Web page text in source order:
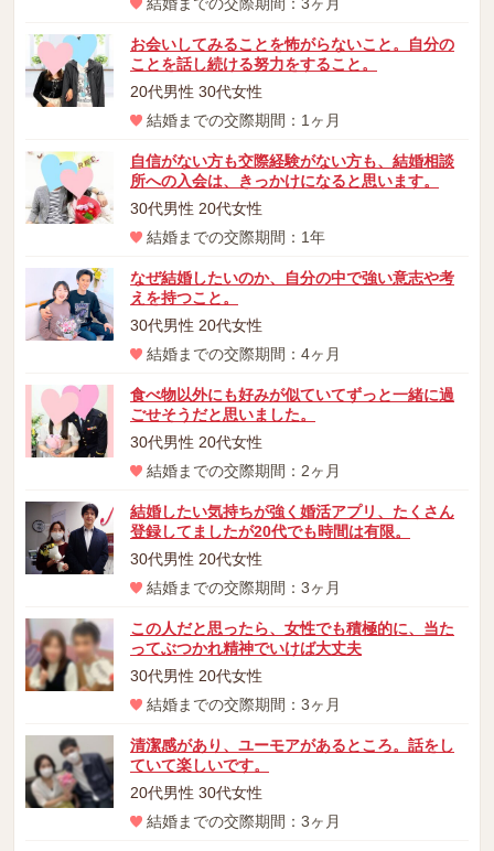
お会いしてみることを怖がらないこと。自分の
ことを話し続ける努力をすること。
20代男性 30代女性
結婚までの交際期間：1ヶ月
自信がない方も交際経験がない方も、結婚相談
所への入会は、きっかけになると思います。
30代男性 20代女性
結婚までの交際期間：1年
なぜ結婚したいのか、自分の中で強い意志や考
えを持つこと。
30代男性 20代女性
結婚までの交際期間：4ヶ月
食べ物以外にも好みが似ていてずっと一緒に過
ごせそうだと思いました。
30代男性 20代女性
結婚までの交際期間：2ヶ月
結婚したい気持ちが強く婚活アプリ、たくさん
登録してましたが20代でも時間は有限。
30代男性 20代女性
結婚までの交際期間：3ヶ月
この人だと思ったら、女性でも積極的に、当た
ってぶつかれ精神でいけば大丈夫
30代男性 20代女性
結婚までの交際期間：3ヶ月
清潔感があり、ユーモアがあるところ。話をし
ていて楽しいです。
20代男性 30代女性
結婚までの交際期間：3ヶ月